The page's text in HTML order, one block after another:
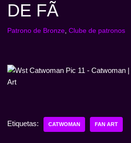
DE FÃ
Patrono de Bronze, Clube de patronos
Etiquetas: CATWOMAN FAN ART